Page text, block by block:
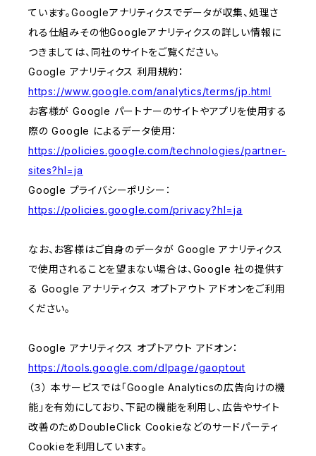
ています。Googleアナリティクスでデータが収集、処理さ
れる仕組みその他Googleアナリティクスの詳しい情報に
つきましては、同社のサイトをご覧ください。
Google アナリティクス 利用規約：
https://www.google.com/analytics/terms/jp.html
お客様が Google パートナーのサイトやアプリを使用する
際の Google によるデータ使用：
https://policies.google.com/technologies/partner-
sites?hl=ja
Google プライバシーポリシー：
https://policies.google.com/privacy?hl=ja
なお、お客様はご自身のデータが Google アナリティクス
で使用されることを望まない場合は、Google 社の提供す
る Google アナリティクス オプトアウト アドオンをご利用
ください。
Google アナリティクス オプトアウト アドオン：
https://tools.google.com/dlpage/gaoptout
（３） 本サービスでは「Google Analyticsの広告向けの機
能」を有効にしており、下記の機能を利用し、広告やサイト
改善のためDoubleClick Cookieなどのサードパーティ
Cookieを利用しています。